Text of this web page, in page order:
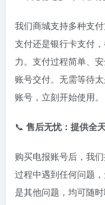
我们商城支持多种支
支付还是银行卡支付
力。支付过程简单、
账号交付。无需等待
账号，立刻开始使用。
📞 售后无忧：提供全
购买电报账号后，我
过程中遇到任何问题
是其他问题，均可随